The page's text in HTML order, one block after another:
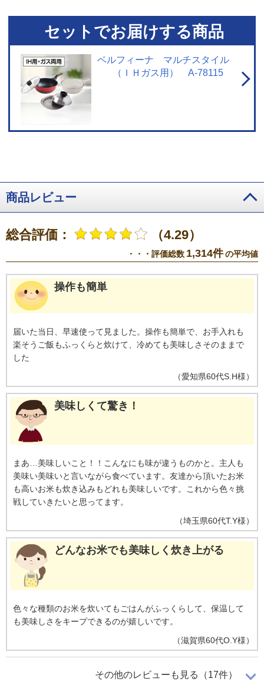
セットでお届けする商品
ベルフィーナ マルチスタイル
（ＩＨガス用） A-78115
商品レビュー
総合評価： （4.29）
・・・評価総数 1,314件の平均値
操作も簡単
届いた当日、早速使って見ました。操作も簡単で、お手入れも
楽そうご飯もふっくらと炊けて、冷めても美味しさそのままで
した
（愛知県60代S.H様）
美味しくて驚き！
まあ…美味しいこと！！こんなにも味が違うものかと。主人も
美味い美味いと言いながら食べています。友達から頂いたお米
も高いお米も炊き込みもどれも美味しいです。これから色々挑
戦していきたいと思ってます。
（埼玉県60代T.Y様）
どんなお米でも美味しく炊き上がる
色々な種類のお米を炊いてもごはんがふっくらして、保温して
も美味しさをキープできるのが嬉しいです。
（滋賀県60代O.Y様）
これは、オススメです！
その他のレビューも見る（17件）